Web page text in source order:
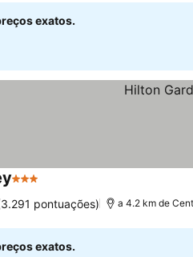
exatos.
3 Estrelas
pontuações) a 4.2 km de
exatos.